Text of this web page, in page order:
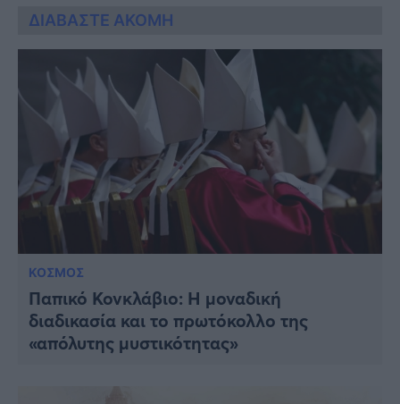
ΔΙΑΒΑΣΤΕ ΑΚΟΜΗ
ΚΟΣΜΟΣ
Παπικό Κονκλάβιο: Η μοναδική
διαδικασία και το πρωτόκολλο της
«απόλυτης μυστικότητας»